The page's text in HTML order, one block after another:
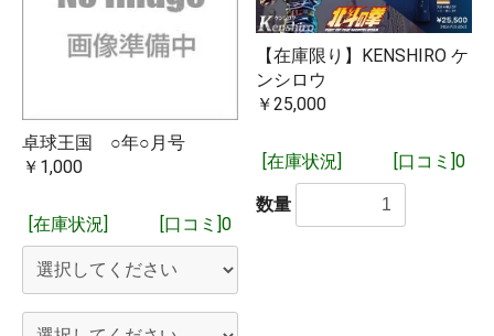
卓球王国 ○年○月号
￥1,000
[在庫状況] [口コミ]0
【在庫限り】KENSHIRO ケ
ンシロウ
￥25,000
[在庫状況] [口コミ]0
数量